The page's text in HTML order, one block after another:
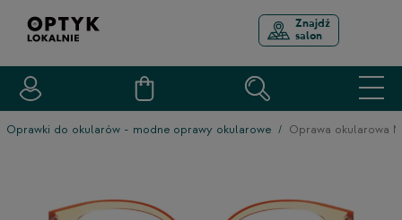
Znajdź
salon
Oprawki do okularów - modne oprawy okularowe Oprawa okularowa